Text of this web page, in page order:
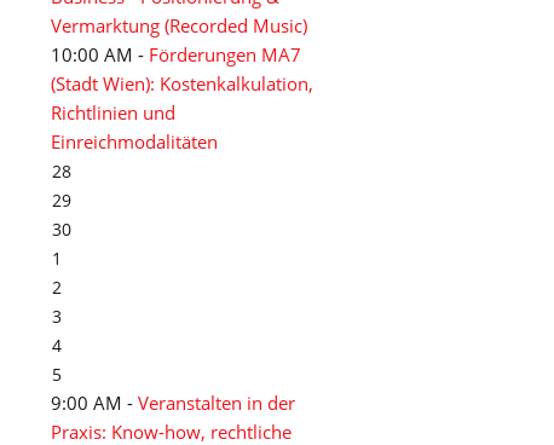
Vermarktung (Recorded Music)
10:00 AM - Förderungen MA7
(Stadt Wien): Kostenkalkulation,
Richtlinien und
Einreichmodalitäten
28
29
30
1
2
3
4
5
9:00 AM - Veranstalten in der
Praxis: Know-how, rechtliche